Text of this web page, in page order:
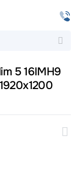
5 16IMH9